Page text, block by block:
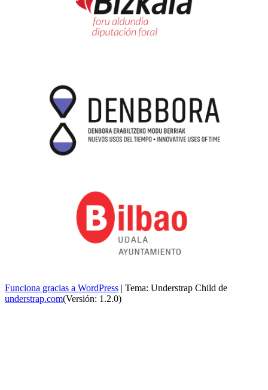
Funciona gracias a WordPress | Tema: Understrap Child de
understrap.com(Versión: 1.2.0)